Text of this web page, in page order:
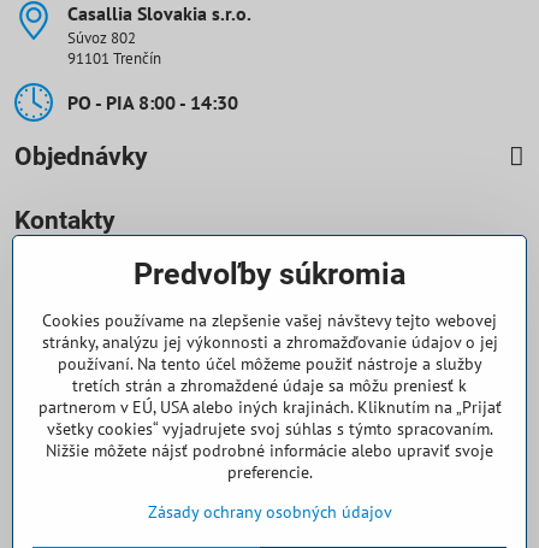
Casallia Slovakia s​.r​.o​.
Súvoz 802
91101 Trenčín
PO - PIA 8:00 - 14:30
Objednávky
Kontakty
0918 708 070
objednavky​@casallia​.sk
+421 32 7443 844
+421 32 7445 133
Všetko k nákupu
Predvoľby súkromia
Cookies používame na zlepšenie vašej návštevy tejto webovej
stránky, analýzu jej výkonnosti a zhromažďovanie údajov o jej
používaní. Na tento účel môžeme použiť nástroje a služby
tretích strán a zhromaždené údaje sa môžu preniesť k
partnerom v EÚ, USA alebo iných krajinách. Kliknutím na „Prijať
všetky cookies“ vyjadrujete svoj súhlas s týmto spracovaním.
Nižšie môžete nájsť podrobné informácie alebo upraviť svoje
preferencie.
Zásady ochrany osobných údajov